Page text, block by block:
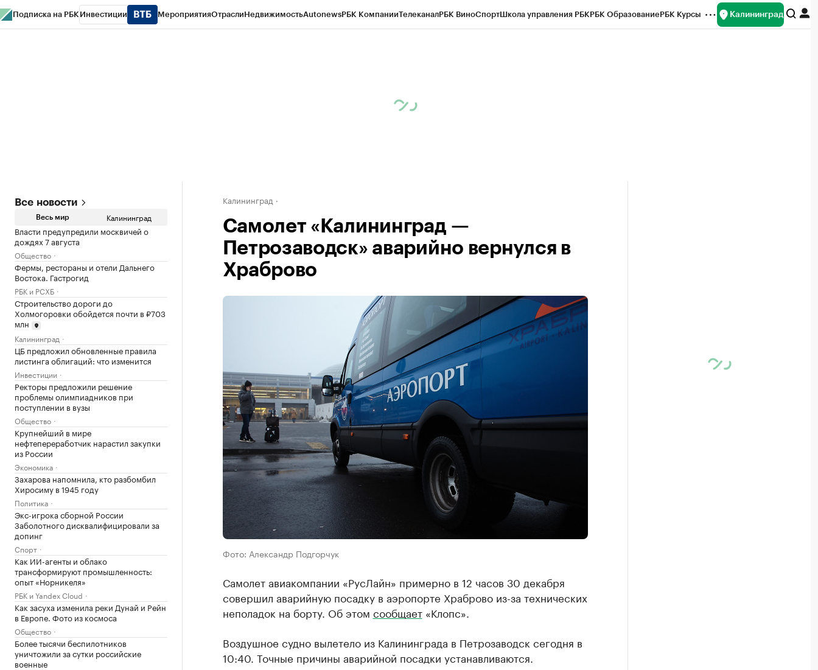
Подписка на РБК Инвестиции МероприятияОтраслиНедвижимостьAutonewsРБК КомпанииТелеканалРБК ВиноСпортШкола управления РБКРБК ОбразованиеРБК Курсы Калининград
Все новости
Весь мир Калининград
Власти предупредили москвичей о
дождях 7 августа
Общество
Фермы, рестораны и отели Дальнего
Востока. Гастрогид
РБК и РСХБ
Строительство дороги до
Холмогоровки обойдется почти в ₽703
млн
Калининград
ЦБ предложил обновленные правила
листинга облигаций: что изменится
Инвестиции
Ректоры предложили решение
проблемы олимпиадников при
поступлении в вузы
Общество
Крупнейший в мире
нефтепереработчик нарастил закупки
из России
Экономика
Захарова напомнила, кто разбомбил
Хиросиму в 1945 году
Политика
Экс-игрока сборной России
Заболотного дисквалифицировали за
допинг
Спорт
Как ИИ-агенты и облако
трансформируют промышленность:
опыт «Норникеля»
РБК и Yandex Cloud
Как засуха изменила реки Дунай и Рейн
в Европе. Фото из космоса
Общество
Более тысячи беспилотников
уничтожили за сутки российские
военные
Калининград
Самолет «Калининград —
Петрозаводск» аварийно вернулся в
Храброво
Фото: Александр Подгорчук
Самолет авиакомпании «РусЛайн» примерно в 12 часов 30 декабря
совершил аварийную посадку в аэропорте Храброво из-за технических
неполадок на борту. Об этом сообщает«Клопс».
Воздушное судно вылетело из Калининграда в Петрозаводск сегодня в
10:40. Точные причины аварийной посадки устанавливаются.